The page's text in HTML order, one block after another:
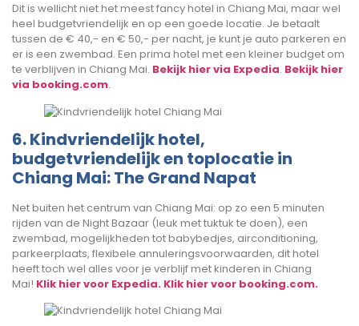
Dit is wellicht niet het meest fancy hotel in Chiang Mai, maar wel
heel budgetvriendelijk en op een goede locatie. Je betaalt
tussen de € 40,- en € 50,- per nacht, je kunt je auto parkeren en
er is een zwembad. Een prima hotel met een kleiner budget om
te verblijven in Chiang Mai. Bekijk hier via Expedia. Bekijk hier
via booking.com.
6. Kindvriendelijk hotel,
budgetvriendelijk en toplocatie in
Chiang Mai: The Grand Napat
Net buiten het centrum van Chiang Mai: op zo een 5 minuten
rijden van de Night Bazaar (leuk met tuktuk te doen), een
zwembad, mogelijkheden tot babybedjes, airconditioning,
parkeerplaats, flexibele annuleringsvoorwaarden, dit hotel
heeft toch wel alles voor je verblijf met kinderen in Chiang
Mai! Klik hier voor Expedia. Klik hier voor booking.com.